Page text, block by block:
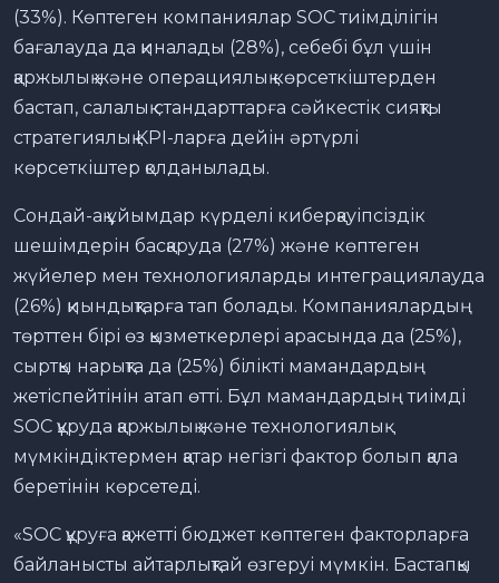
(33%). Көптеген компаниялар SOC тиімділігін
бағалауда да қиналады (28%), себебі бұл үшін
қаржылық және операциялық көрсеткіштерден
бастап, салалық стандарттарға сәйкестік сияқты
стратегиялық KPI-ларға дейін әртүрлі
көрсеткіштер қолданылады.
Сондай-ақ ұйымдар күрделі киберқауіпсіздік
шешімдерін басқаруда (27%) және көптеген
жүйелер мен технологияларды интеграциялауда
(26%) қиындықтарға тап болады. Компаниялардың
төрттен бірі өз қызметкерлері арасында да (25%),
сыртқы нарықта да (25%) білікті мамандардың
жетіспейтінін атап өтті. Бұл мамандардың тиімді
SOC құруда қаржылық және технологиялық
мүмкіндіктермен қатар негізгі фактор болып қала
беретінін көрсетеді.
«SOC құруға қажетті бюджет көптеген факторларға
байланысты айтарлықтай өзгеруі мүмкін. Бастапқы